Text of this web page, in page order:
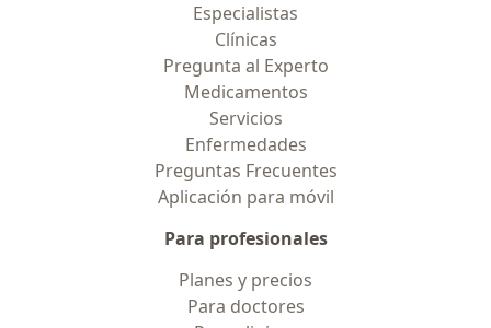
Especialistas
Clínicas
Pregunta al Experto
Medicamentos
Servicios
Enfermedades
Preguntas Frecuentes
Aplicación para móvil
Para profesionales
Planes y precios
Para doctores